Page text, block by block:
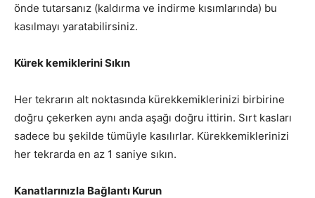
önde tutarsanız (kaldırma ve indirme kısımlarında) bu
kasılmayı yaratabilirsiniz.
Kürek kemiklerini Sıkın
Her tekrarın alt noktasında kürekkemiklerinizi birbirine
doğru çekerken aynı anda aşağı doğru ittirin. Sırt kasları
sadece bu şekilde tümüyle kasılırlar. Kürekkemiklerinizi
her tekrarda en az 1 saniye sıkın.
Kanatlarınızla Bağlantı Kurun